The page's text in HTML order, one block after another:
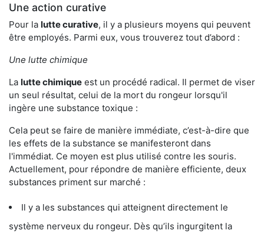
Une action curative
Pour la lutte curative, il y a plusieurs moyens qui peuvent
être employés. Parmi eux, vous trouverez tout d’abord :
Une lutte chimique
La lutte chimique est un procédé radical. Il permet de viser
un seul résultat, celui de la mort du rongeur lorsqu'il
ingère une substance toxique :
Cela peut se faire de manière immédiate, c’est-à-dire que
les effets de la substance se manifesteront dans
l'immédiat. Ce moyen est plus utilisé contre les souris.
Actuellement, pour répondre de manière efficiente, deux
substances priment sur marché :
Il y a les substances qui atteignent directement le
système nerveux du rongeur. Dès qu’ils ingurgitent la